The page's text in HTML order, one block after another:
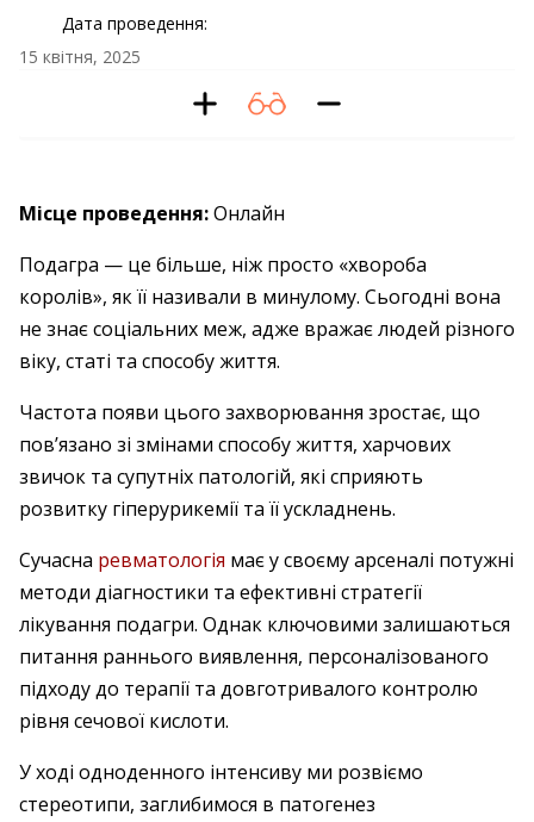
Дата проведення:
15 квітня, 2025
Місце проведення:Онлайн
Подагра — це більше, ніж просто «хвороба
королів», як її називали в минулому. Сьогодні вона
не знає соціальних меж, адже вражає людей різного
віку, статі та способу життя.
Частота появи цього захворювання зростає, що
пов’язано зі змінами способу життя, харчових
звичок та супутніх патологій, які сприяють
розвитку гіперурикемії та її ускладнень.
Сучасна ревматологія має у своєму арсеналі потужні
методи діагностики та ефективні стратегії
лікування подагри. Однак ключовими залишаються
питання раннього виявлення, персоналізованого
підходу до терапії та довготривалого контролю
рівня сечової кислоти.
У ході одноденного інтенсиву ми розвіємо
стереотипи, заглибимося в патогенез